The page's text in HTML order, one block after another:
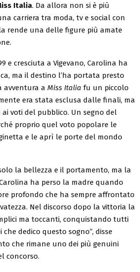
Italia. Da allora non si è più
carriera tra moda, tv e social con
rende una delle figure più amate
e cresciuta a Vigevano, Carolina ha
ma il destino l’ha portata presto
avventura a Miss Italia fu un piccolo
era stata esclusa dalle finali, ma
ai voti del pubblico. Un segno del
proprio quel voto popolare le
e le aprì le porte del mondo
la bellezza e il portamento, ma la
ha perso la madre quando
profondo che ha sempre affrontato
Nel discorso dopo la vittoria la
ma toccanti, conquistando tutti
che dedico questo sogno”, disse
che rimane uno dei più genuini
concorso.